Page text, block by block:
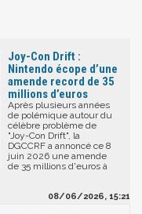
Joy-Con Drift :
Nintendo écope d’une
amende record de 35
millions d’euros
Après plusieurs années
de polémique autour du
célèbre problème de
"Joy-Con Drift", la
DGCCRF a annoncé ce 8
juin 2026 une amende
de 35 millions d'euros à
08/06/2026, 15:21